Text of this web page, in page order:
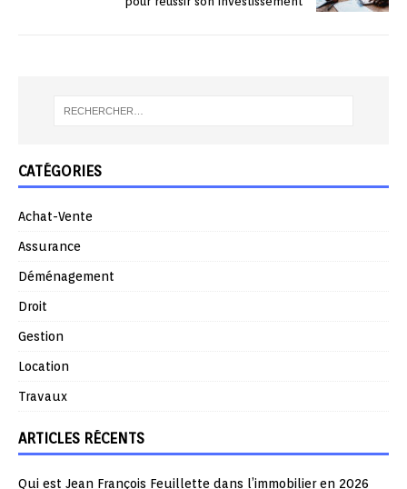
CATÉGORIES
Achat-Vente
Assurance
Déménagement
Droit
Gestion
Location
Travaux
ARTICLES RÉCENTS
Qui est Jean François Feuillette dans l’immobilier en 2026